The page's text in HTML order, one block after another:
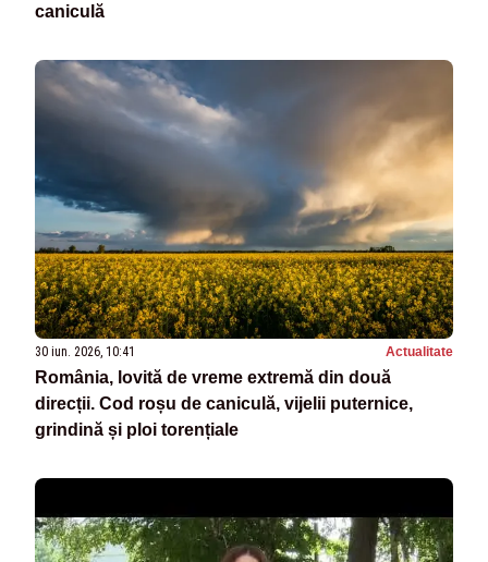
caniculă
30 iun. 2026, 10:41 Actualitate
România, lovită de vreme extremă din două
direcții. Cod roșu de caniculă, vijelii puternice,
grindină și ploi torențiale